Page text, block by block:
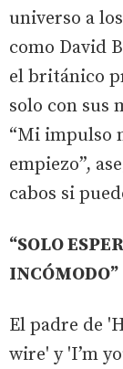
universo a
como David
el británico
solo con sus
“Mi impulso
empiezo”,
cabos si
“SOLO
INCÓMODO”
El padre de
wire' y 'I’m